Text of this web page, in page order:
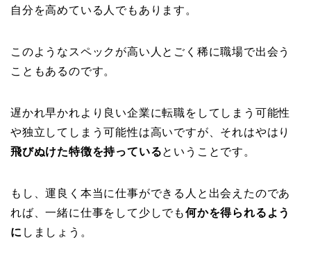
自分を高めている人でもあります。
このようなスペックが高い人とごく稀に職場で出会う
こともあるのです。
遅かれ早かれより良い企業に転職をしてしまう可能性
や独立してしまう可能性は高いですが、それはやはり
飛びぬけた特徴を持っているということです。
もし、運良く本当に仕事ができる人と出会えたのであ
れば、一緒に仕事をして少しでも何かを得られるよう
に しましょう。